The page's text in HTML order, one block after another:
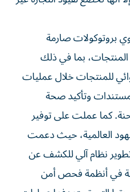
بروتوكولات صارمة
بما في ذلك
للمنتجات خلال عمليات
وتأكيد صحة
كما عملت على توفير
العالمية، حيث دعمت
نظام آلي للكشف عن
في أنظمة فحص أمن